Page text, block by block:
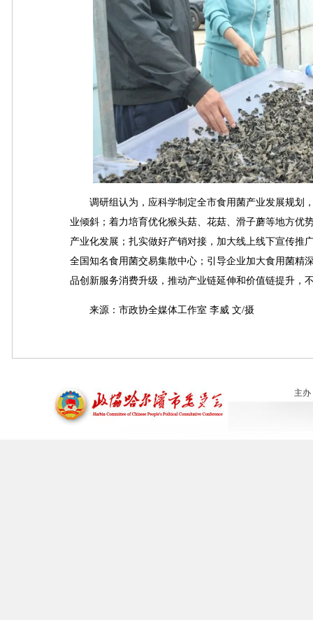
调研组认为，应科学制定全市食用菌产业发展规划
业倾斜；着力培育优化猴头菇、花菇、滑子蘑等地方优
产业化发展；扎实做好产销对接，加大线上线下宣传推
全国知名食用菌交易集散中心；引导企业加大食用菌精
品创新服务消费升级，推动产业链延伸和价值链提升，
来源：市政协全媒体工作室 李威 文/摄
主